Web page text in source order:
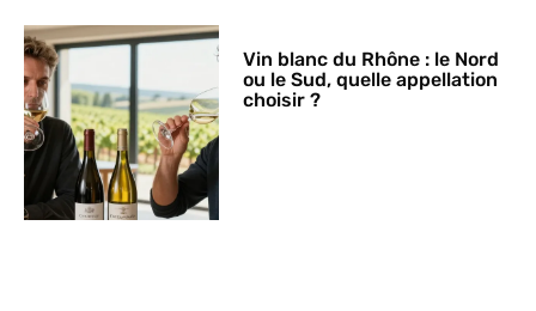
Vin blanc du Rhône : le Nord
ou le Sud, quelle appellation
choisir ?